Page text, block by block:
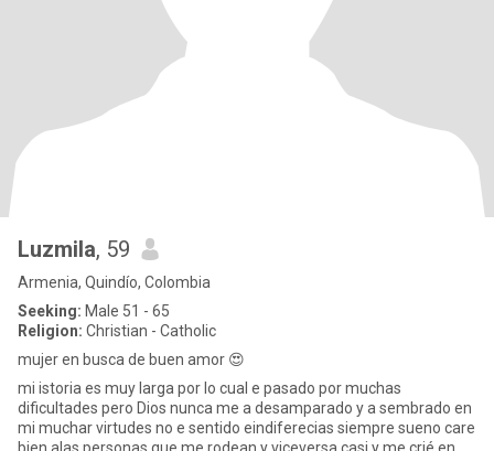
Luzmila, 59
Armenia, Quindío, Colombia
Seeking: Male 51 - 65
Religion: Christian - Catholic
mujer en busca de buen amor 😍
mi istoria es muy larga por lo cual e pasado por muchas
dificultades pero Dios nunca me a desamparado y a sembrado en
mi muchar virtudes no e sentido eindiferecias siempre sueno care